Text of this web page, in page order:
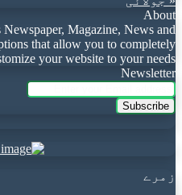
About
Magazine, News and
that allow you to completely
your website to your needs.
Newsletter
Enter
your
Email
زمرے